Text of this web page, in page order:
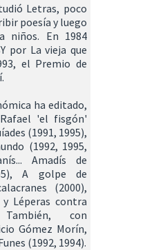
Letras, poco
poesía y luego
niños. En 1984
por La vieja que
el Premio de
ha editado,
'el fisgón'
(1991, 1995),
(1992, 1995,
Amadís de
A golpe de
(2000),
Léperas contra
con
Gómez Morín,
(1992, 1994).